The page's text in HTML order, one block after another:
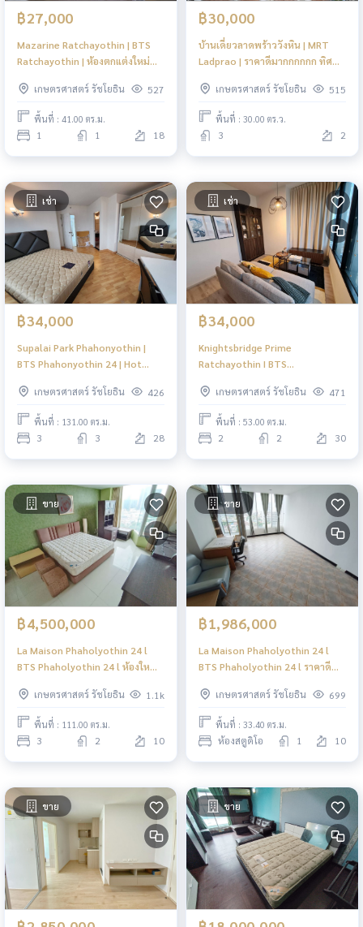
฿27,000
Mazarine Ratchayothin | BTS
Ratchayothin | ห้องตกแต่งใหม่
เกษตรศาสตร์ รัชโยธิน
527
พื้นที่ : 41.00 ตร.ม.
1 1 18
฿30,000
บ้านเดี่ยวลาดพร้าววังหิน | MRT
Ladprao | ราคาดีมากกกกกก ทิศ
เกษตรศาสตร์ รัชโยธิน
515
พื้นที่ : 30.00 ตร.ว.
3 2
เช่า
฿34,000
Supalai Park Phahonyothin |
BTS Phahonyothin 24 | Hot
เกษตรศาสตร์ รัชโยธิน
426
พื้นที่ : 131.00 ตร.ม.
3 3 28
เช่า
฿34,000
Knightsbridge Prime
Ratchayothin I BTS
item #HL
เกษตรศาสตร์ รัชโยธิน 471
พื้นที่ : 53.00 ตร.ม.
2 2 30
ขาย
฿4,500,000
La Maison Phaholyothin 24 l
BTS Phaholyothin 24 l ห้องใหญ่
#HLเกษตรศาสตร์ รัชโยธิน 1.1k
พื้นที่ : 111.00 ตร.ม.
3 2 10
ขาย
฿1,986,000
La Maison Phaholyothin 24 l
BTS Phaholyothin 24 l ราคาดี
เกษตรศาสตร์ รัชโยธิน
699
พื้นที่ : 33.40 ตร.ม.
ห้องสตูดิโอ 1 10
ขาย ขาย